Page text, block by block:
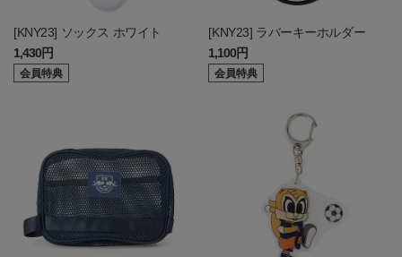
[KNY23] ソックス ホワイト
1,430円
会員特典
[KNY23] ラバーキーホルダー
1,100円
会員特典